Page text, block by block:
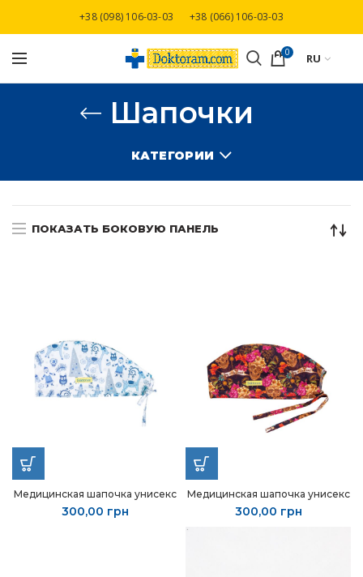
+38 (098) 106-03-03 +38 (066) 106-03-03
0 RU
Шапочки
КАТЕГОРИИ
ПОКАЗАТЬ БОКОВУЮ ПАНЕЛЬ
Медицинская шапочка унисекс
300,00 грн
Медицинская шапочка унисекс
300,00 грн
Бесплатная доставка при заказе от 3000 грн